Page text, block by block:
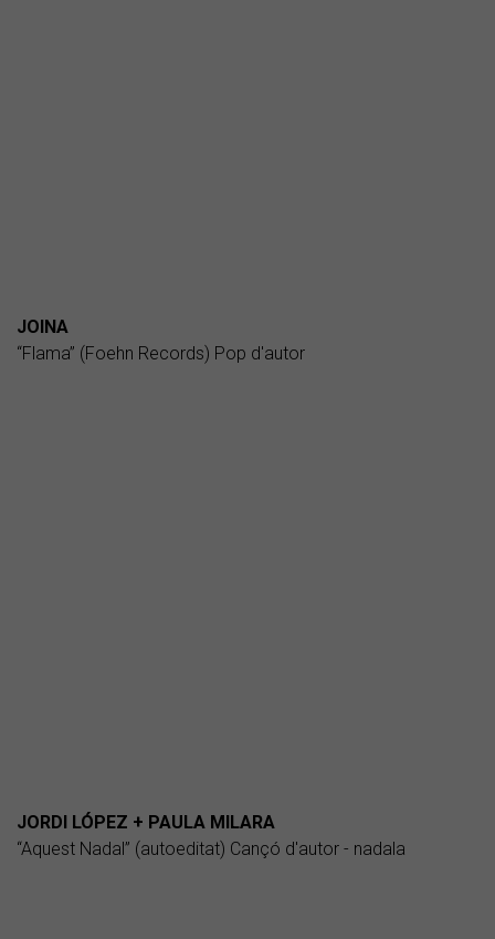
JOINA
“Flama” (Foehn Records) Pop d'autor
JORDI LÓPEZ + PAULA MILARA
“Aquest Nadal” (autoeditat) Cançó d'autor - nadala